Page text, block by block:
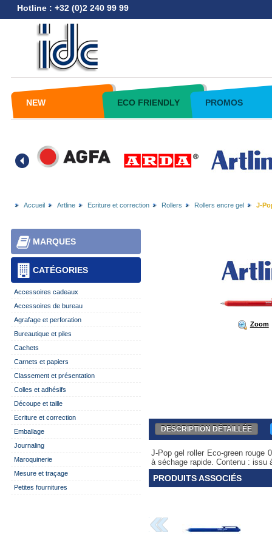
Hotline : +32 (0)2 240 99 99
NEW ECO FRIENDLY PROMOS
Accueil Artline Ecriture et correction Rollers Rollers encre gel J-
CATÉGORIES
MARQUES
Accessoires cadeaux
Accessoires de bureau
Agrafage et perforation
Bureautique et piles
Cachets
Carnets et papiers
Classement et présentation
Colles et adhésifs
Découpe et taille
Ecriture et correction
Emballage
Journaling
Maroquinerie
Mesure et traçage
Petites fournitures
Zoom
DESCRIPTION DÉTAILLÉE
J-Pop gel roller Eco-green rouge
à séchage rapide. Contenu : issu
PRODUITS ASSOCIÉS